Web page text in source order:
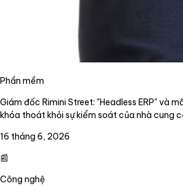
Phần mềm
Giám đốc Rimini Street: "Headless ERP" và
khóa thoát khỏi sự kiểm soát của nhà cung
16 tháng 6, 2026
📰
Công nghệ